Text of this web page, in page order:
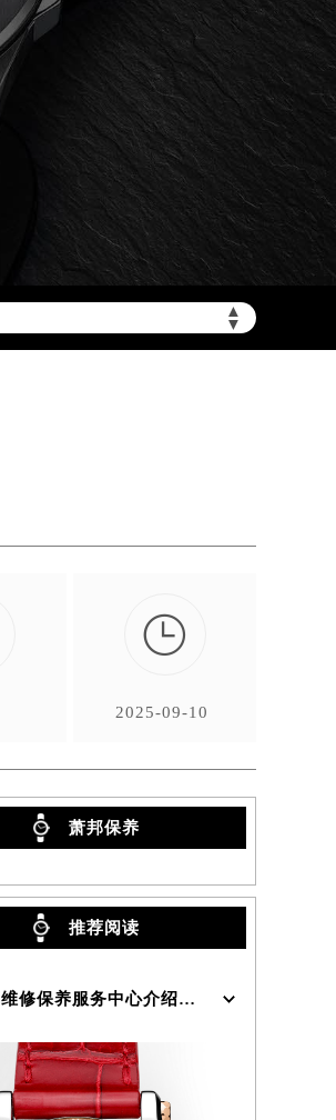
▲
▼

2025-09-10
萧邦保养
推荐阅读
萧邦维修保养服务中心介绍 | Chopard